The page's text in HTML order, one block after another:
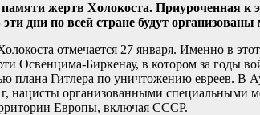
жертв Холокоста. Приуроченная к
дни по всей стране будут
отмечается 27 января. Именно в
Освенцима-Биркенау, в котором за годы
плана Гитлера по уничтожению евреев.
г, нацисты организованными
Европы, включая СССР.